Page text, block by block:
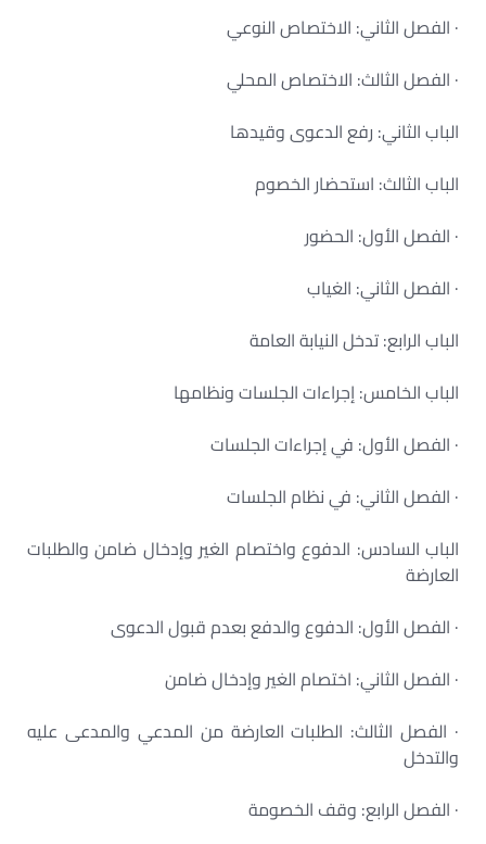
· الفصل الثاني: الاختصاص النوعي
· الفصل الثالث: الاختصاص المحلي
الباب الثاني: رفع الدعوى وقيدها
الباب الثالث: استحضار الخصوم
· الفصل الأول: الحضور
· الفصل الثاني: الغياب
الباب الرابع: تدخل النيابة العامة
الباب الخامس: إجراءات الجلسات ونظامها
· الفصل الأول: في إجراءات الجلسات
· الفصل الثاني: في نظام الجلسات
الباب السادس: الدفوع واختصام الغير وإدخال ضامن والطلبات
العارضة
· الفصل الأول: الدفوع والدفع بعدم قبول الدعوى
· الفصل الثاني: اختصام الغير وإدخال ضامن
· الفصل الثالث: الطلبات العارضة من المدعي والمدعى عليه
والتدخل
· الفصل الرابع: وقف الخصومة